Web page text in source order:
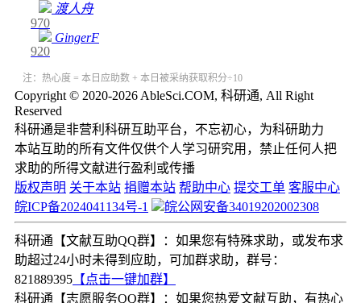
渡人舟
970
GingerF
920
注：热心度 = 本日应助数 + 本日被采纳获取积分÷10
Copyright © 2020-2026 AbleSci.COM, 科研通, All Right
Reserved
科研通是非营利科研互助平台，不忘初心，为科研助力
本站互助的所有文件仅供个人学习研究用，禁止任何人把
求助的所得文献进行盈利或传播
版权声明 关于本站 捐赠本站 帮助中心 提交工单 客服中心
皖ICP备2024041134号-1
皖公网安备34019202002308
科研通【文献互助QQ群】：如果您有特殊求助，或发布求
助超过24小时未得到应助，可加群求助，群号：
821889395 【点击一键加群】
科研通【志愿服务QQ群】：如果您热爱文献互助，有热心